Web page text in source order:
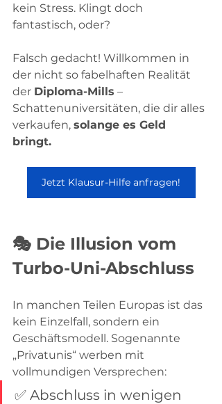
kein Stress. Klingt doch
fantastisch, oder?
Falsch gedacht! Willkommen in
der nicht so fabelhaften Realität
der Diploma-Mills –
Schattenuniversitäten, die dir alles
verkaufen, solange es Geld
bringt.
Jetzt Klausur-Hilfe anfragen!
🎭 Die Illusion vom
Turbo-Uni-Abschluss
In manchen Teilen Europas ist das
kein Einzelfall, sondern ein
Geschäftsmodell. Sogenannte
„Privatunis“ werben mit
vollmundigen Versprechen:
✅ Abschluss in wenigen